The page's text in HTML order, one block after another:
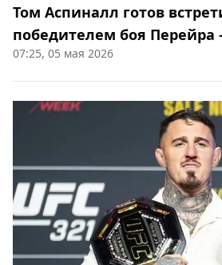
Том Аспиналл готов
победителем боя Перейра
07:25, 05 мая 2026